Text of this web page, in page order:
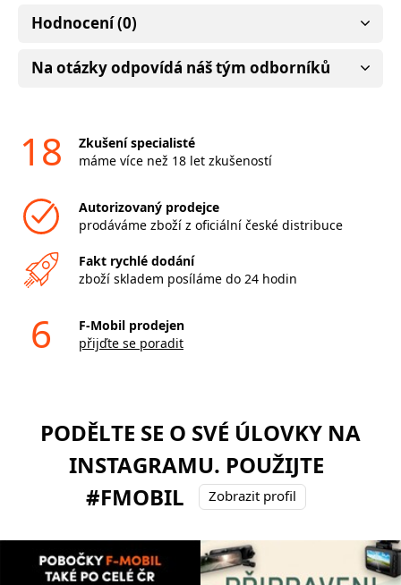
Hodnocení (0)
Na otázky odpovídá náš tým odborníků
18
Zkušení specialisté
máme více než 18 let zkušeností
Autorizovaný prodejce
prodáváme zboží z oficiální české distribuce
Fakt rychlé dodání
zboží skladem posíláme do 24 hodin
6
F-Mobil prodejen
přijďte se poradit
PODĚLTE SE O SVÉ ÚLOVKY NA
INSTAGRAMU. POUŽIJTE
#FMOBIL
Zobrazit profil